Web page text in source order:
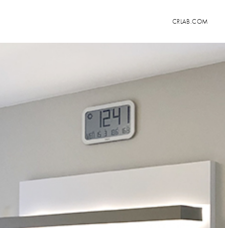
CRLAB.COM